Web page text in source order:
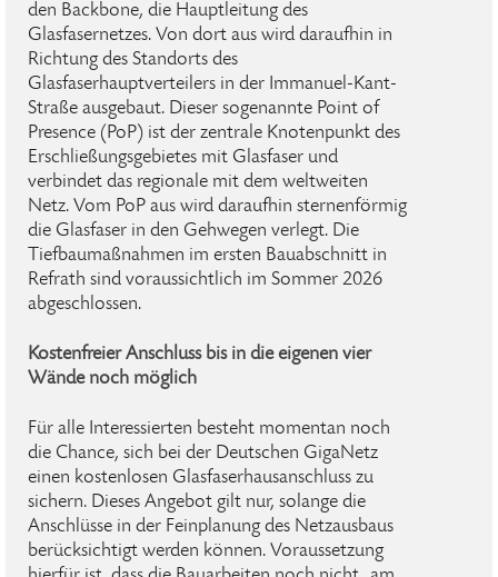
den Backbone, die Hauptleitung des
Glasfasernetzes. Von dort aus wird daraufhin in
Richtung des Standorts des
Glasfaserhauptverteilers in der Immanuel-Kant-
Straße ausgebaut. Dieser sogenannte Point of
Presence (PoP) ist der zentrale Knotenpunkt des
Erschließungsgebietes mit Glasfaser und
verbindet das regionale mit dem weltweiten
Netz. Vom PoP aus wird daraufhin sternenförmig
die Glasfaser in den Gehwegen verlegt. Die
Tiefbaumaßnahmen im ersten Bauabschnitt in
Refrath sind voraussichtlich im Sommer 2026
abgeschlossen.
Kostenfreier Anschluss bis in die eigenen vier
Wände noch möglich
Für alle Interessierten besteht momentan noch
die Chance, sich bei der Deutschen GigaNetz
einen kostenlosen Glasfaserhausanschluss zu
sichern. Dieses Angebot gilt nur, solange die
Anschlüsse in der Feinplanung des Netzausbaus
berücksichtigt werden können. Voraussetzung